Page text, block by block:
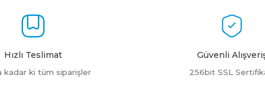
Hızlı Teslimat
kadar ki tüm siparişler
Güvenli
256bit SSL